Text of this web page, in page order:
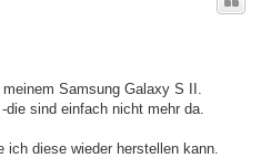
Samsung Galaxy S II.
die sind einfach nicht mehr da.
ich diese wieder herstellen kann.